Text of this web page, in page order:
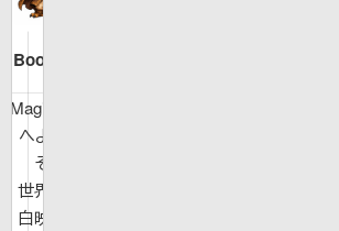
Bookman
MagicBook
へようこ
そ！
世界の面
白映像や